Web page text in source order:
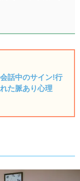
話中のサイン!行
た脈あり心理